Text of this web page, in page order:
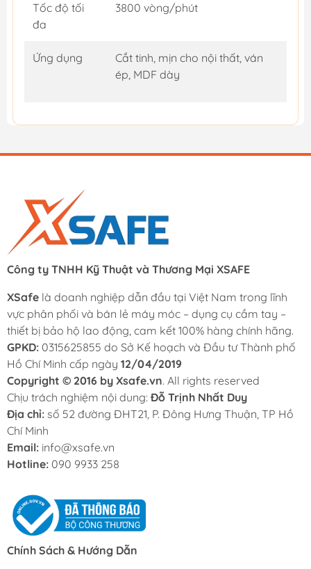
Tốc độ tối
đa
3800 vòng/phút
Ứng dụng
Cắt tinh, mịn cho nội thất, ván
ép, MDF dày
Công ty TNHH Kỹ Thuật và Thương Mại XSAFE
XSafe là doanh nghiệp dẫn đầu tại Việt Nam trong lĩnh
vực phân phối và bán lẻ máy móc – dụng cụ cầm tay –
thiết bị bảo hộ lao động, cam kết 100% hàng chính hãng.
GPKD: 0315625855 do Sở Kế hoạch và Đầu tư Thành phố
Hồ Chí Minh cấp ngày 12/04/2019
Copyright © 2016 by Xsafe.vn. All rights reserved
Chịu trách nghiệm nội dung: Đỗ Trịnh Nhất Duy
Địa chỉ: số 52 đường ĐHT21, P. Đông Hưng Thuận, TP Hồ
Chí Minh
Email: info@xsafe.vn
Hotline: 090 9933 258
Chính Sách & Hướng Dẫn